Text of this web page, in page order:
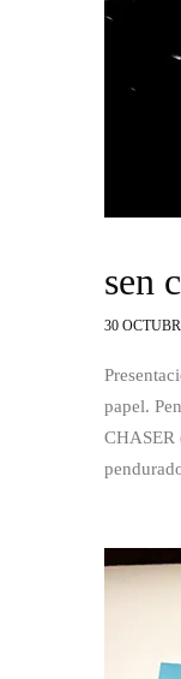
sen
30
papel.
CHASER